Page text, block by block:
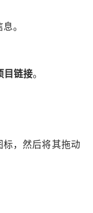
。
目链接。
标，然后将其拖动